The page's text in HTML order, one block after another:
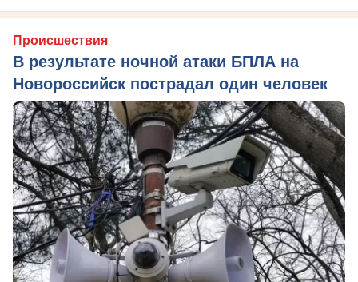
Происшествия
В результате ночной атаки БПЛА на
Новороссийск пострадал один человек